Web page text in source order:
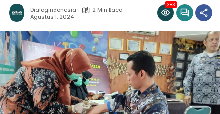
Dialogindonesia
2 Min Baca
Agustus 1, 2024
383